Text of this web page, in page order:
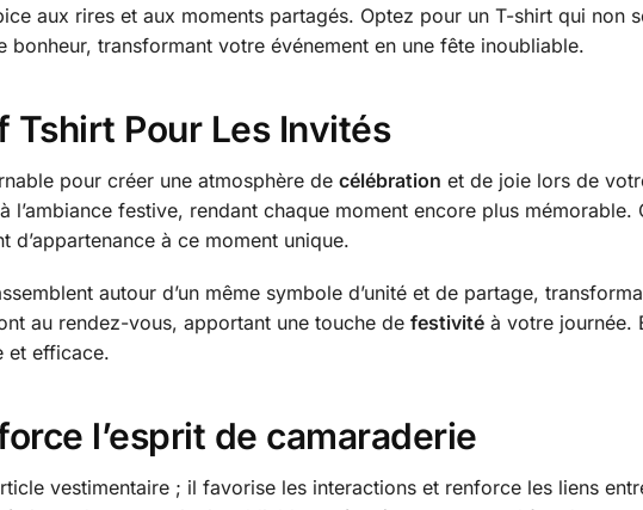
aux rires et aux moments partagés. Optez pour un T-shirt qui non
bonheur, transformant votre événement en une fête inoubliable.
Tshirt Pour Les Invités
pour créer une atmosphère de célébration et de joie lors de
l’ambiance festive, rendant chaque moment encore plus mémorable.
d’appartenance à ce moment unique.
autour d’un même symbole d’unité et de partage,
au rendez-vous, apportant une touche de festivitéà votre journée.
et efficace.
l’esprit de camaraderie
vestimentaire ; il favorise les interactions et renforce les liens